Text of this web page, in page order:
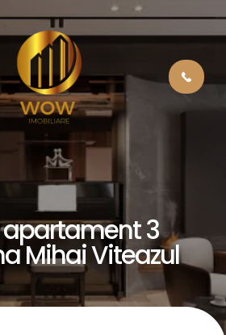
3
Mihai Viteazul